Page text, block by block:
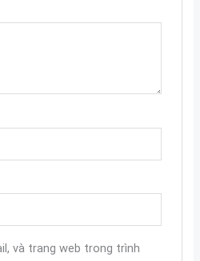
và trang web trong trình